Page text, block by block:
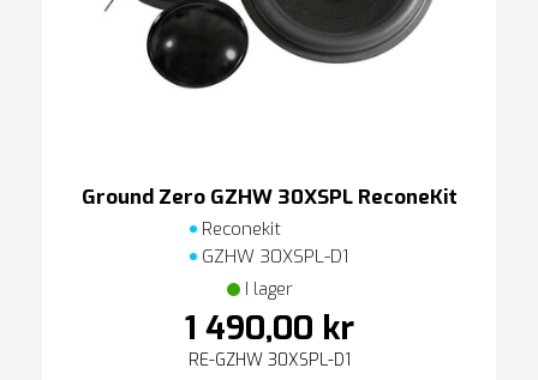
Ground Zero GZHW 30XSPL ReconeKit
Reconekit
GZHW 30XSPL-D1
I lager
1 490,00 kr
RE-GZHW 30XSPL-D1